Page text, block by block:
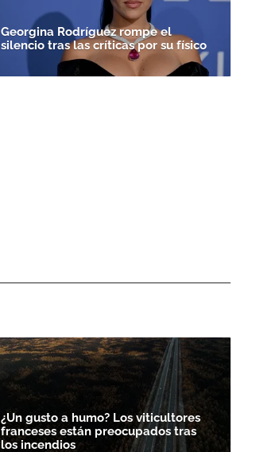
Georgina Rodríguez rompe el
silencio tras las críticas por su físico
¿Un gusto a humo? Los viticultores
franceses están preocupados tras
los incendios